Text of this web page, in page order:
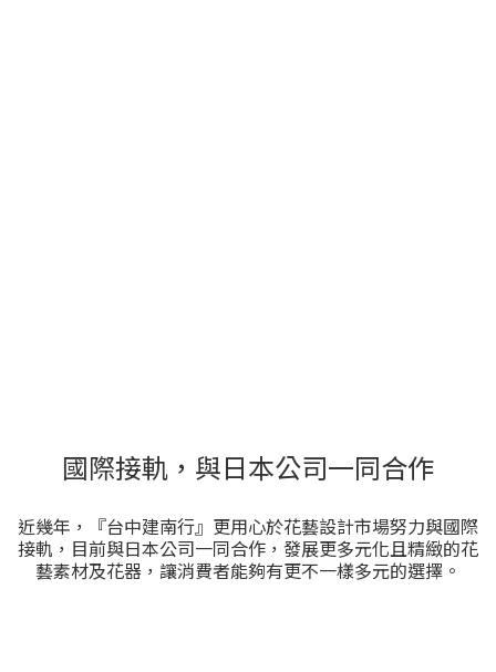
國際接軌，與日本公司一同合作
近幾年，『台中建南行』更用心於花藝設計市場努力與國際
接軌，目前與日本公司一同合作，發展更多元化且精緻的花
藝素材及花器，讓消費者能夠有更不一樣多元的選擇。